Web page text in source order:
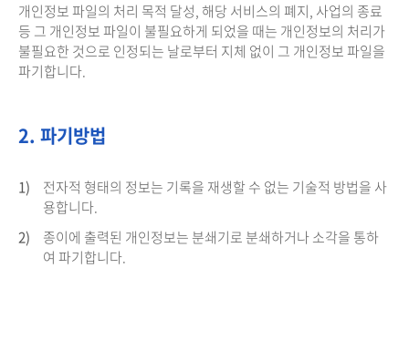
개인정보 파일의 처리 목적 달성, 해당 서비스의 폐지, 사업의 종료
등 그 개인정보 파일이 불필요하게 되었을 때는 개인정보의 처리가
불필요한 것으로 인정되는 날로부터 지체 없이 그 개인정보 파일을
파기합니다.
2. 파기방법
1)
전자적 형태의 정보는 기록을 재생할 수 없는 기술적 방법을 사
용합니다.
2)
종이에 출력된 개인정보는 분쇄기로 분쇄하거나 소각을 통하
여 파기합니다.